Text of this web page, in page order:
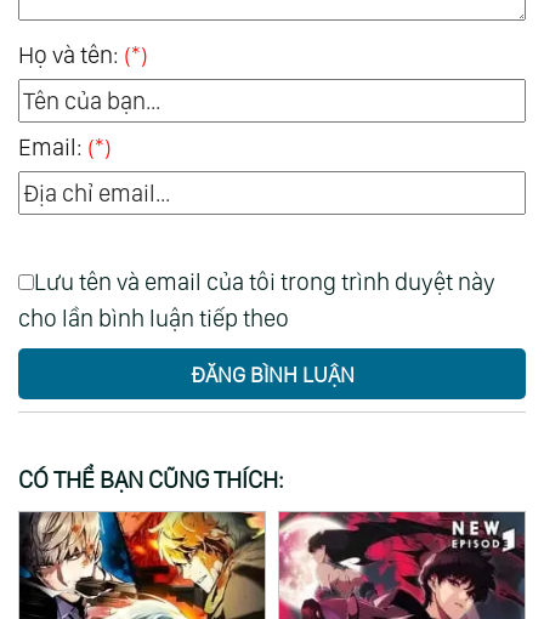
Họ và tên: (*)
Email: (*)
Lưu tên và email của tôi trong trình duyệt này
cho lần bình luận tiếp theo
ĐĂNG BÌNH LUẬN
CÓ THỂ BẠN CŨNG THÍCH: